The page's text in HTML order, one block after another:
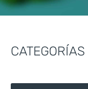
CATEGORÍAS